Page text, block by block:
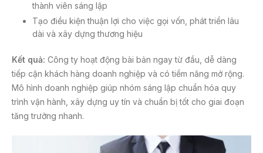
thành viên sáng lập
Tạo điều kiện thuận lợi cho việc gọi vốn, phát triển lâu
dài và xây dựng thương hiệu
Kết quả: Công ty hoạt động bài bản ngay từ đầu, dễ dàng
tiếp cận khách hàng doanh nghiệp và có tiềm năng mở rộng.
Mô hình doanh nghiệp giúp nhóm sáng lập chuẩn hóa quy
trình vận hành, xây dựng uy tín và chuẩn bị tốt cho giai đoạn
tăng trưởng nhanh.